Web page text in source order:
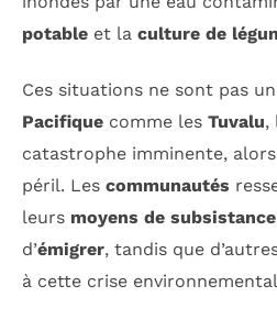
potable et la culture de
Ces situations ne sont pas
Pacifique comme les Tuvalu,
catastrophe imminente,
péril. Les communautés
leurs moyens de subsistance
d’émigrer, tandis que
à cette crise